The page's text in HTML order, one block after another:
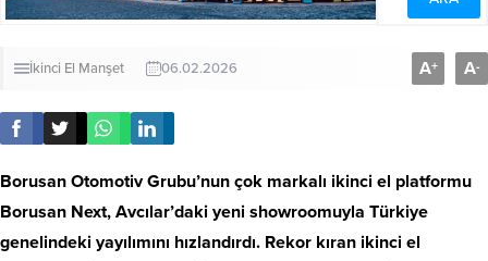
İkinci El Manşet 06.02.2026 A+ A-
Borusan Otomotiv Grubu’nun çok markalı ikinci el platformu
Borusan Next, Avcılar’daki yeni showroomuyla Türkiye
genelindeki yayılımını hızlandırdı. Rekor kıran ikinci el